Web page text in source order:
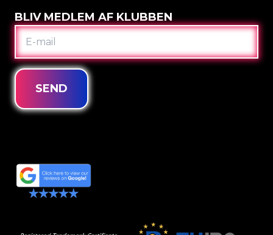
BLIV MEDLEM AF KLUBBEN
E-
MAIL
SEND